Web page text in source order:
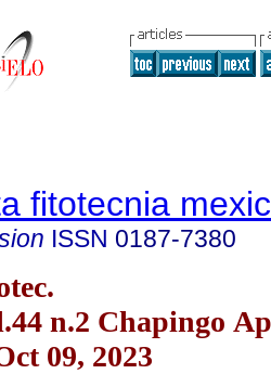
fitotecnia
ISSN 0187-7380
n.2 Chapingo
09, 2023